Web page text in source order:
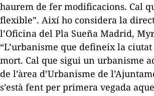
haurem de fer modificacions. Cal
flexible”. Així ho considera la
l’Oficina del Pla Sueña Madrid,
“L’urbanisme que defineix la
mort. Cal que sigui un urbanisme
de l’àrea d’Urbanisme de
s’està fent per primera vegada